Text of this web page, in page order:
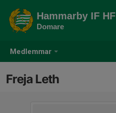
Medlemmar
Hammarby IF HF
Domare
Freja Leth